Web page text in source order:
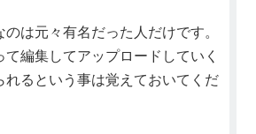
は元々有名だった人だけです。
編集してアップロードしていく
れるという事は覚えておいてくだ